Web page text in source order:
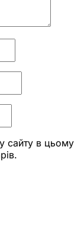
сайту в цьому